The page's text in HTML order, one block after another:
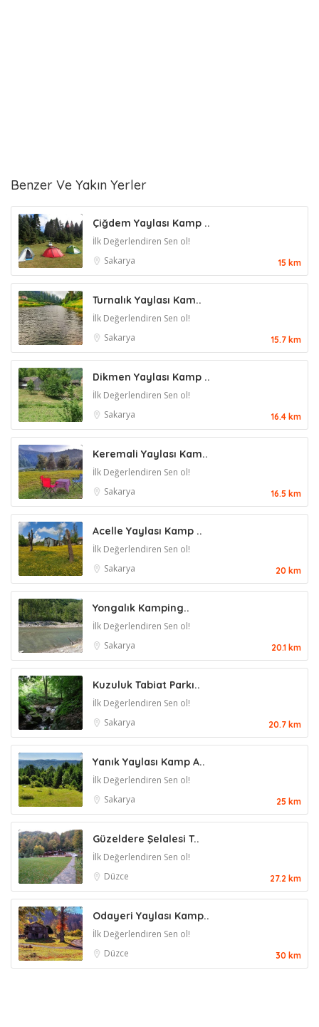
Benzer Ve Yakın Yerler
Çiğdem Yaylası Kamp ..
İlk Değerlendiren Sen ol!
Sakarya
15 km
Turnalık Yaylası Kam..
İlk Değerlendiren Sen ol!
Sakarya
15.7 km
Dikmen Yaylası Kamp ..
İlk Değerlendiren Sen ol!
Sakarya
16.4 km
Keremali Yaylası Kam..
İlk Değerlendiren Sen ol!
Sakarya
16.5 km
Acelle Yaylası Kamp ..
İlk Değerlendiren Sen ol!
Sakarya
20 km
Yongalık Kamping..
İlk Değerlendiren Sen ol!
Sakarya
20.1 km
Kuzuluk Tabiat Parkı..
İlk Değerlendiren Sen ol!
Sakarya
20.7 km
Yanık Yaylası Kamp A..
İlk Değerlendiren Sen ol!
Sakarya
25 km
Güzeldere Şelalesi T..
İlk Değerlendiren Sen ol!
Düzce
27.2 km
Odayeri Yaylası Kamp..
İlk Değerlendiren Sen ol!
Düzce
30 km